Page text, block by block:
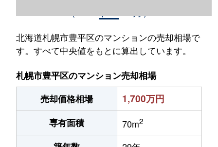
北海道札幌市豊平区のマンションの売却相場で
す。すべて中央値をもとに算出しています。
札幌市豊平区のマンション売却相場
売却価格相場
1,700万円
専有面積 70m2